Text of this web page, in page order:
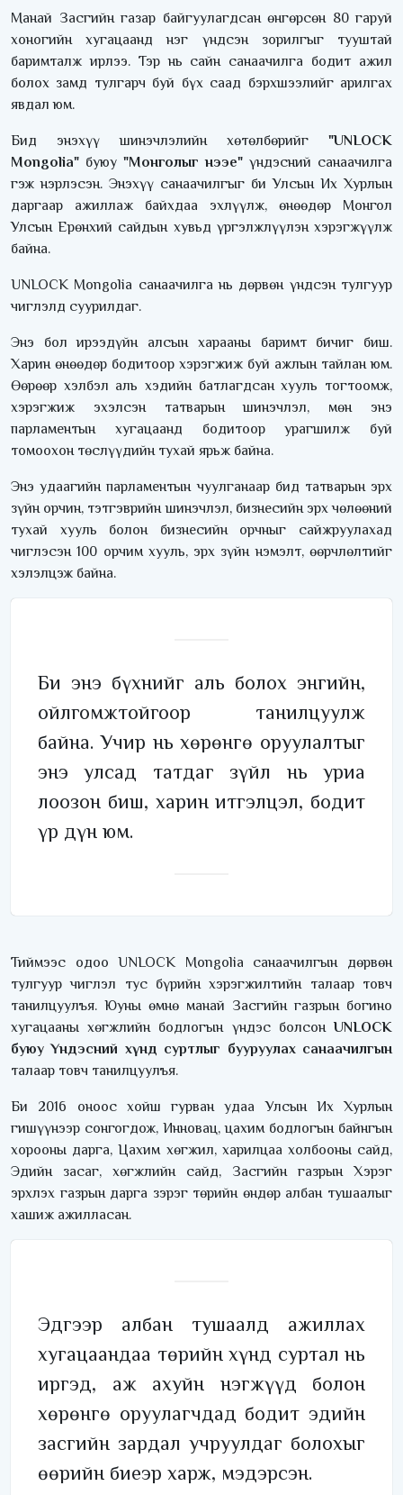
Манай Засгийн газар байгуулагдсан өнгөрсөн 80 гаруй
хоногийн хугацаанд нэг үндсэн зорилгыг тууштай
баримталж ирлээ. Тэр нь сайн санаачилга бодит ажил
болох замд тулгарч буй бүх саад бэрхшээлийг арилгах
явдал юм.
Бид энэхүү шинэчлэлийн хөтөлбөрийг "UNLOCK
Mongolia" буюу "Монголыг нээе" үндэсний санаачилга
гэж нэрлэсэн. Энэхүү санаачилгыг би Улсын Их Хурлын
даргаар ажиллаж байхдаа эхлүүлж, өнөөдөр Монгол
Улсын Ерөнхий сайдын хувьд үргэлжлүүлэн хэрэгжүүлж
байна.
UNLOCK Mongolia санаачилга нь дөрвөн үндсэн тулгуур
чиглэлд суурилдаг.
Энэ бол ирээдүйн алсын харааны баримт бичиг биш.
Харин өнөөдөр бодитоор хэрэгжиж буй ажлын тайлан юм.
Өөрөөр хэлбэл аль хэдийн батлагдсан хууль тогтоомж,
хэрэгжиж эхэлсэн татварын шинэчлэл, мөн энэ
парламентын хугацаанд бодитоор урагшилж буй
томоохон төслүүдийн тухай ярьж байна.
Энэ удаагийн парламентын чуулганаар бид татварын эрх
зүйн орчин, тэтгэврийн шинэчлэл, бизнесийн эрх чөлөөний
тухай хууль болон бизнесийн орчныг сайжруулахад
чиглэсэн 100 орчим хууль, эрх зүйн нэмэлт, өөрчлөлтийг
хэлэлцэж байна.
Би энэ бүхнийг аль болох энгийн,
ойлгомжтойгоор танилцуулж
байна. Учир нь хөрөнгө оруулалтыг
энэ улсад татдаг зүйл нь уриа
лоозон биш, харин итгэлцэл, бодит
үр дүн юм.
Тиймээс одоо UNLOCK Mongolia санаачилгын дөрвөн
тулгуур чиглэл тус бүрийн хэрэгжилтийн талаар товч
танилцуулъя. Юуны өмнө манай Засгийн газрын богино
хугацааны хөгжлийн бодлогын үндэс болсон UNLOCK
буюу Үндэсний хүнд суртлыг бууруулах санаачилгын
талаар товч танилцуулъя.
Би 2016 оноос хойш гурван удаа Улсын Их Хурлын
гишүүнээр сонгогдож, Инновац, цахим бодлогын байнгын
хорооны дарга, Цахим хөгжил, харилцаа холбооны сайд,
Эдийн засаг, хөгжлийн сайд, Засгийн газрын Хэрэг
эрхлэх газрын дарга зэрэг төрийн өндөр албан тушаалыг
хашиж ажилласан.
Эдгээр албан тушаалд ажиллах
хугацаандаа төрийн хүнд суртал нь
иргэд, аж ахуйн нэгжүүд болон
хөрөнгө оруулагчдад бодит эдийн
засгийн зардал учруулдаг болохыг
өөрийн биеэр харж, мэдэрсэн.